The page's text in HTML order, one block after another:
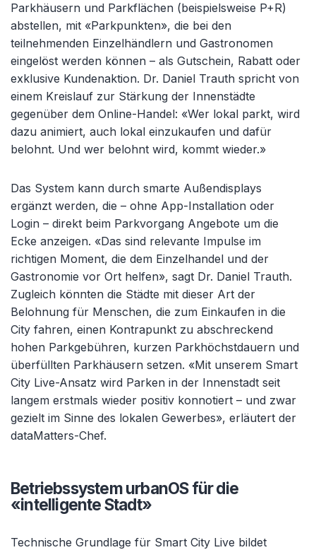
Parkhäusern und Parkflächen (beispielsweise P+R)
abstellen, mit «Parkpunkten», die bei den
teilnehmenden Einzelhändlern und Gastronomen
eingelöst werden können – als Gutschein, Rabatt oder
exklusive Kundenaktion. Dr. Daniel Trauth spricht von
einem Kreislauf zur Stärkung der Innenstädte
gegenüber dem Online-Handel: «Wer lokal parkt, wird
dazu animiert, auch lokal einzukaufen und dafür
belohnt. Und wer belohnt wird, kommt wieder.»
Das System kann durch smarte Außendisplays
ergänzt werden, die – ohne App-Installation oder
Login – direkt beim Parkvorgang Angebote um die
Ecke anzeigen. «Das sind relevante Impulse im
richtigen Moment, die dem Einzelhandel und der
Gastronomie vor Ort helfen», sagt Dr. Daniel Trauth.
Zugleich könnten die Städte mit dieser Art der
Belohnung für Menschen, die zum Einkaufen in die
City fahren, einen Kontrapunkt zu abschreckend
hohen Parkgebühren, kurzen Parkhöchstdauern und
überfüllten Parkhäusern setzen. «Mit unserem Smart
City Live-Ansatz wird Parken in der Innenstadt seit
langem erstmals wieder positiv konnotiert – und zwar
gezielt im Sinne des lokalen Gewerbes», erläutert der
dataMatters-Chef.
Betriebssystem urbanOS für die
«intelligente Stadt»
Technische Grundlage für Smart City Live bildet